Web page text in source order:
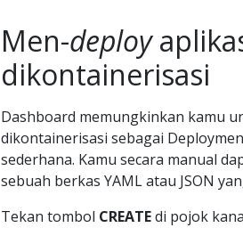
Men-deploy
dikontainerisasi
Dashboard memungkinkan kamu
dikontainerisasi sebagai
sederhana. Kamu secara manual
sebuah berkas YAML atau JSON
Tekan tombol CREATEdi pojok